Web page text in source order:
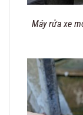
Máy rửa xe